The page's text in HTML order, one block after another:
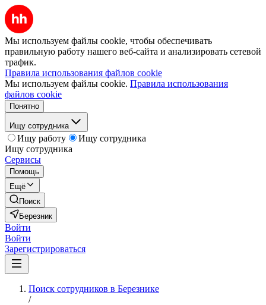
Мы используем файлы cookie, чтобы обеспечивать
правильную работу нашего веб-сайта и анализировать сетевой
трафик.
Правила использования файлов cookie
Мы используем файлы cookie. Правила использования
файлов cookie
Понятно
Ищу сотрудника
Ищу работу
Ищу сотрудника
Ищу сотрудника
Сервисы
Помощь
Ещё
Поиск
Березник
Войти
Войти
Зарегистрироваться
Поиск сотрудников в Березнике
/